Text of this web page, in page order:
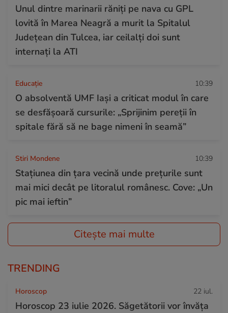
Unul dintre marinarii răniți pe nava cu GPL
lovită în Marea Neagră a murit la Spitalul
Județean din Tulcea, iar ceilalți doi sunt
internați la ATI
Educație 10:39
O absolventă UMF Iași a criticat modul în care
se desfășoară cursurile: „Sprijinim pereții în
spitale fără să ne bage nimeni în seamă”
Stiri Mondene 10:39
Stațiunea din țara vecină unde prețurile sunt
mai mici decât pe litoralul românesc. Cove: „Un
pic mai ieftin”
Citește mai multe
TRENDING
Horoscop 22 iul.
Horoscop 23 iulie 2026. Săgetătorii vor învăța